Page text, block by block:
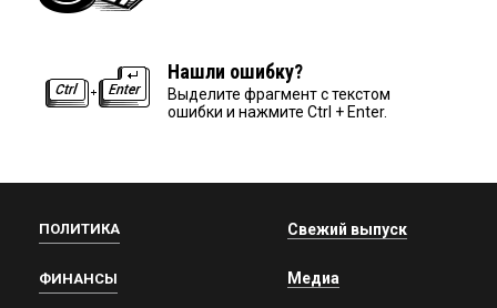
Нашли ошибку?
Выделите фрагмент с текстом
ошибки и нажмите Ctrl + Enter.
ПОЛИТИКА
ФИНАНСЫ
Свежий выпуск
Медиа